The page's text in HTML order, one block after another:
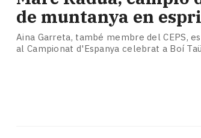
de muntanya en
Aina Garreta, també membre del CEPS,
al Campionat d'Espanya celebrat a Boí